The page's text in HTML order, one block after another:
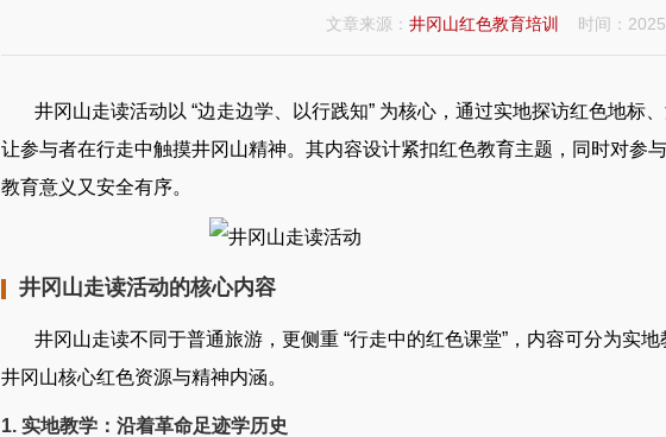
文章来源： 井冈山红色教育培训 时间：
井冈山走读活动以 “边走边学、以行践知” 为核心，通过实地探访红色地标
让参与者在行走中触摸井冈山精神。其内容设计紧扣红色教育主题，同时对参
教育意义又安全有序。
井冈山走读活动的核心内容
井冈山走读不同于普通旅游，更侧重 “行走中的红色课堂”，内容可分为实
井冈山核心红色资源与精神内涵。
1. 实地教学：沿着革命足迹学历史